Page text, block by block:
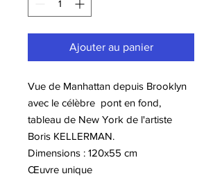
Ajouter au panier
Vue de Manhattan depuis Brooklyn
avec le célèbre pont en fond,
tableau de New York de l'artiste
Boris KELLERMAN.
Dimensions : 120x55 cm
Œuvre unique